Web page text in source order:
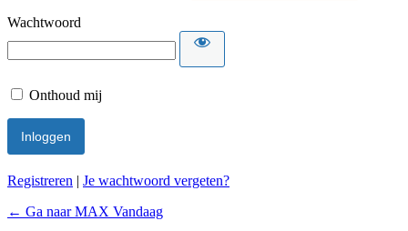
Wachtwoord
Onthoud mij
Registreren | Je wachtwoord vergeten?
← Ga naar MAX Vandaag